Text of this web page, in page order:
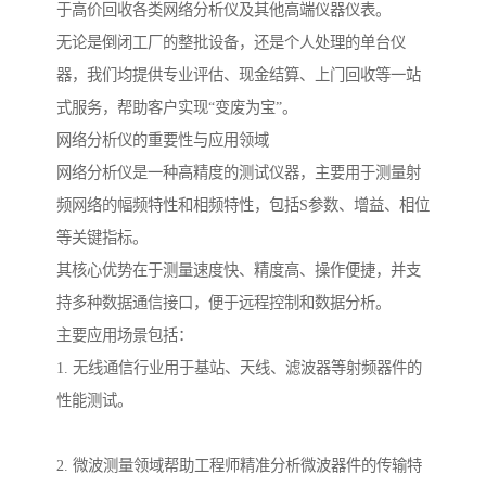
于高价回收各类网络分析仪及其他高端仪器仪表。
无论是倒闭工厂的整批设备，还是个人处理的单台仪
器，我们均提供专业评估、现金结算、上门回收等一站
式服务，帮助客户实现“变废为宝”。
网络分析仪的重要性与应用领域
网络分析仪是一种高精度的测试仪器，主要用于测量射
频网络的幅频特性和相频特性，包括S参数、增益、相位
等关键指标。
其核心优势在于测量速度快、精度高、操作便捷，并支
持多种数据通信接口，便于远程控制和数据分析。
主要应用场景包括：
1. 无线通信行业用于基站、天线、滤波器等射频器件的
性能测试。
2. 微波测量领域帮助工程师精准分析微波器件的传输特